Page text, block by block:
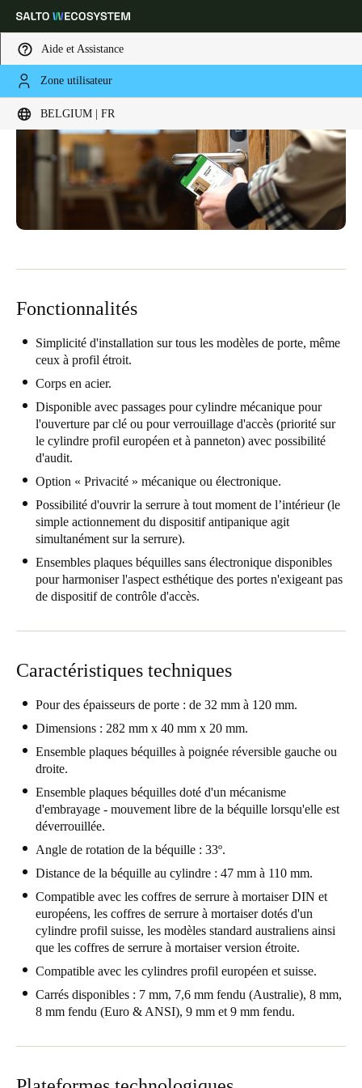
Aide et Assistance
Zone utilisateur
BELGIUM | FR
Sélectionnez vos paramètres de localisation et de langue
Global Europe North America Caribbean -
Switzerland
DeutschFrançaisItaliano
United Kingdom
English
Ireland
English
France
Français
Netherlands
NederlandsEnglish
Español
Português
Italy
Italiano
Poland
Polski
Czech Republic
Čeština
Denmark
Fonctionnalités
Simplicité d'installation sur tous les modèles de porte, même
ceux à profil étroit.
Corps en acier.
Disponible avec passages pour cylindre mécanique pour
l'ouverture par clé ou pour verrouillage d'accès (priorité sur
le cylindre profil européen et à panneton) avec possibilité
d'audit.
Option « Privacité » mécanique ou électronique.
Possibilité d'ouvrir la serrure à tout moment de l’intérieur (le
simple actionnement du dispositif antipanique agit
simultanément sur la serrure).
Ensembles plaques béquilles sans électronique disponibles
pour harmoniser l'aspect esthétique des portes n'exigeant pas
de dispositif de contrôle d'accès.
Caractéristiques techniques
Pour des épaisseurs de porte : de 32 mm à 120 mm.
Dimensions : 282 mm x 40 mm x 20 mm.
Ensemble plaques béquilles à poignée réversible gauche ou
droite.
Ensemble plaques béquilles doté d'un mécanisme
d'embrayage - mouvement libre de la béquille lorsqu'elle est
déverrouillée.
Angle de rotation de la béquille : 33º.
Distance de la béquille au cylindre : 47 mm à 110 mm.
Compatible avec les coffres de serrure à mortaiser DIN et
européens, les coffres de serrure à mortaiser dotés d'un
cylindre profil suisse, les modèles standard australiens ainsi
que les coffres de serrure à mortaiser version étroite.
Compatible avec les cylindres profil européen et suisse.
Carrés disponibles : 7 mm, 7,6 mm fendu (Australie), 8 mm,
8 mm fendu (Euro & ANSI), 9 mm et 9 mm fendu.